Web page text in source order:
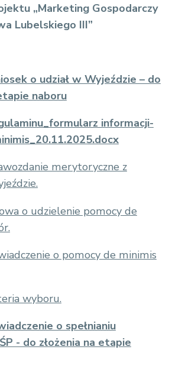
„Marketing Gospodarczy
Lubelskiego III”
o udział w Wyjeździe – do
naboru
informacji-
merytoryczne z
o udzielenie pomocy de
o pomocy de minimis
wyboru.
o spełnianiu
- do złożenia na etapie